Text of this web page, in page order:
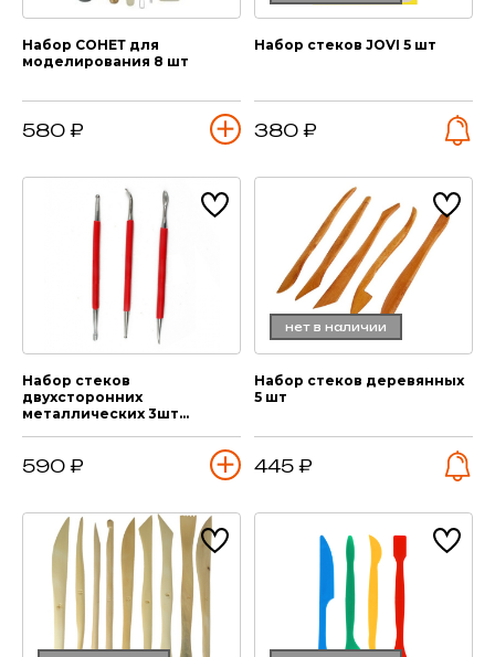
Набор СОНЕТ для
моделирования 8 шт
580 ₽
Набор стеков JOVI 5 шт
380 ₽
Набор стеков
двухсторонних
металлических 3шт
590 ₽
нет в наличии
Набор стеков деревянных
5 шт
445 ₽